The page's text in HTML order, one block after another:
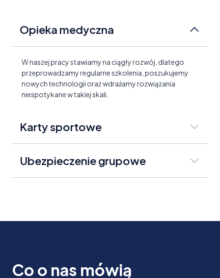
Opieka medyczna
W naszej pracy stawiamy na ciągły rozwój, dlatego
przeprowadzamy regularne szkolenia, poszukujemy
nowych technologii oraz wdrażamy rozwiązania
niespotykane w takiej skali.
Karty sportowe
Ubezpieczenie grupowe
Co o nas mówią